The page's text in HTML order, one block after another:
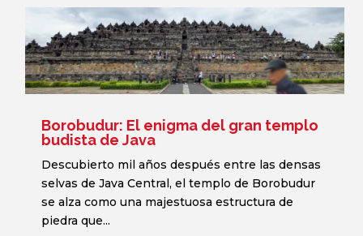
Borobudur: El enigma del gran templo
budista de Java
Descubierto mil años después entre las densas
selvas de Java Central, el templo de Borobudur
se alza como una majestuosa estructura de
piedra que...